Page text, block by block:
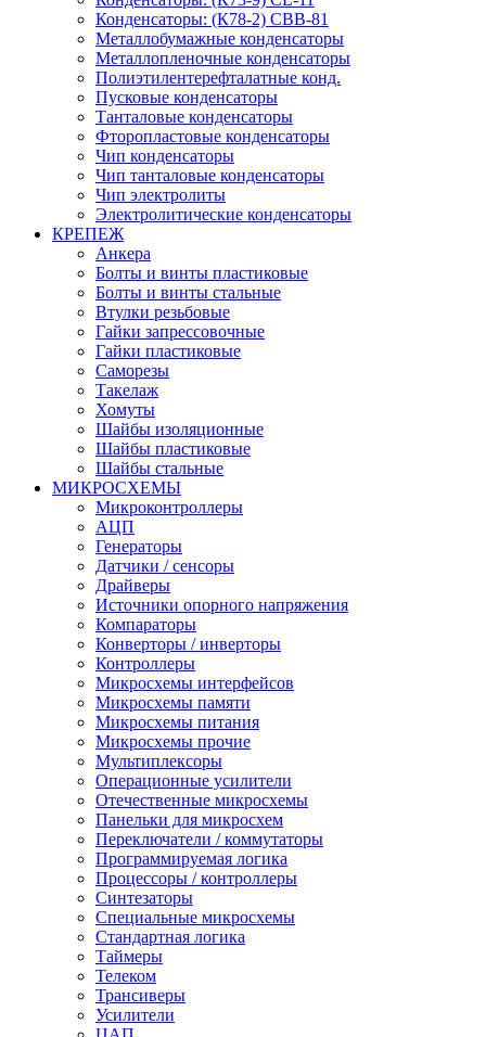
Конденсаторы: (К78-2) CBB-81
Металлобумажные конденсаторы
Металлопленочные конденсаторы
Полиэтилентерефталатные конд.
Пусковые конденсаторы
Танталовые конденсаторы
Фторопластовые конденсаторы
Чип конденсаторы
Чип танталовые конденсаторы
Чип электролиты
Электролитические конденсаторы
КРЕПЕЖ
Анкера
Болты и винты пластиковые
Болты и винты стальные
Втулки резьбовые
Гайки запрессовочные
Гайки пластиковые
Саморезы
Такелаж
Хомуты
Шайбы изоляционные
Шайбы пластиковые
Шайбы стальные
МИКРОСХЕМЫ
Микроконтроллеры
АЦП
Генераторы
Датчики / сенсоры
Драйверы
Источники опорного напряжения
Компараторы
Конверторы / инверторы
Контроллеры
Микросхемы интерфейсов
Микросхемы памяти
Микросхемы питания
Микросхемы прочие
Мультиплексоры
Операционные усилители
Отечественные микросхемы
Панельки для микросхем
Переключатели / коммутаторы
Программируемая логика
Процессоры / контроллеры
Синтезаторы
Специальные микросхемы
Стандартная логика
Таймеры
Телеком
Трансиверы
Усилители